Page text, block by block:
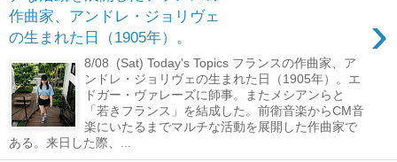
作曲家、アンドレ・ジョリヴェ
の生まれた日（1905年）。
›
8/08 (Sat) Today's Topics フランスの作曲家、ア
ンドレ・ジョリヴェの生まれた日（1905年）。エ
ドガー・ヴァレーズに師事。またメシアンらと
「若きフランス」を結成した。前衛音楽からCM音
楽にいたるまでマルチな活動を展開した作曲家で
ある。来日した際、...